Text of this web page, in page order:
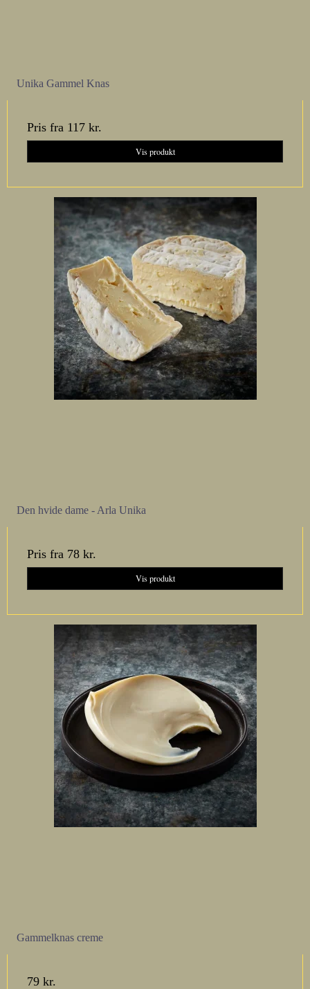
Unika Gammel Knas
Pris fra 117 kr.
Vis produkt
Den hvide dame - Arla Unika
Pris fra 78 kr.
Vis produkt
Gammelknas creme
79 kr.